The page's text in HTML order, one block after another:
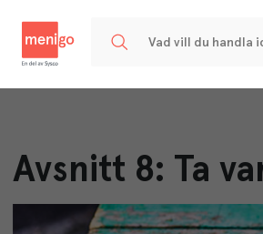
Avsnitt 8: Ta